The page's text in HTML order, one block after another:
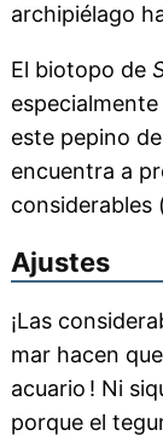
archipiélago
El biotopo de
este pepino
encuentra a
considerables
Ajustes
¡Las
mar hacen
acuario ! Ni
porque el